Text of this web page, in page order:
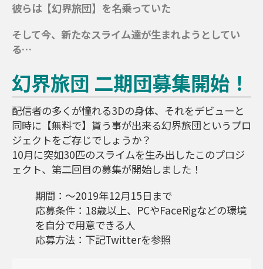
彼らは【幻界旅団】を名乗っていた
そして今、新たなスライム達が生まれようとしてい
る…
幻界旅団 二期団募集開始！
配信者の多くが憧れる3Dの身体、それをデビューと
同時に【無料で】貰う事が出来る幻界旅団というプロ
ジェクトをご存じでしょうか？
10月に突如30匹のスライムを生み出したこのプロジ
ェクト、第二回目の募集が開始しました！
期間：～2019年12月15日まで
応募条件：18歳以上、PCやFaceRigなどの環境
を自分で用意できる人
応募方法：下記Twitterを参照